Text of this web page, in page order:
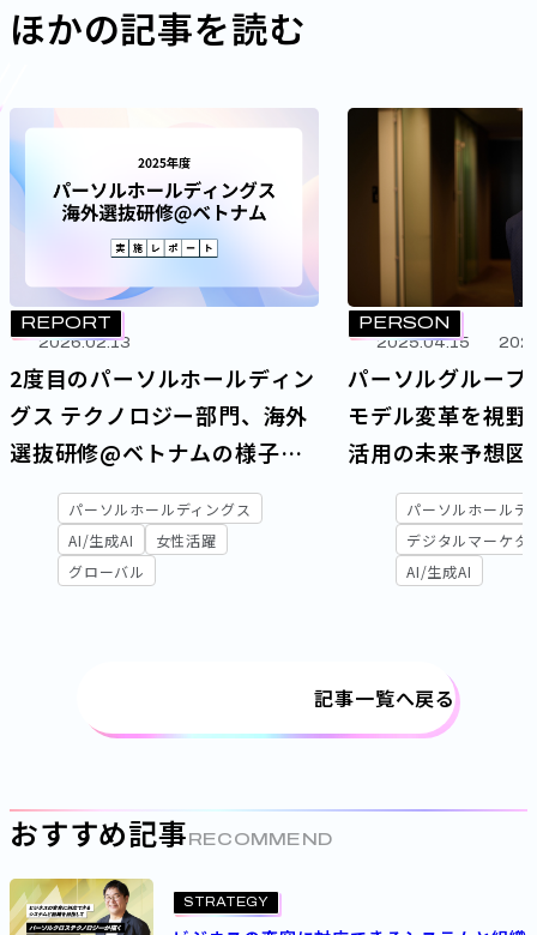
ほかの記事を読む
REPORT
2026.02.13
2度目のパーソルホールディン
グス テクノロジー部門、海外
選抜研修@ベトナムの様子を
レポート！
パーソルホールディングス
AI/生成AI
女性活躍
グローバル
PERSON
2025.04.15
パーソルグループ
モデル変革を視
活用の未来予想図
パーソルホールデ
デジタルマーケタ
AI/生成AI
記事一覧へ戻る
おすすめ記事 RECOMMEND
STRATEGY